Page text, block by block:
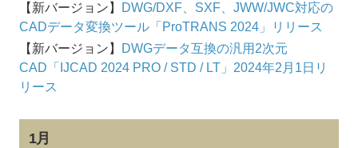
【新バージョン】
DWG/DXF、SXF、JWW/JWC対応の
CADデータ変換ツール「ProTRANS 2024」リリース
【新バージョン】
DWGデータ互換の汎用2次元
CAD「IJCAD 2024 PRO / STD / LT」2024年2月1日リ
リース
1月